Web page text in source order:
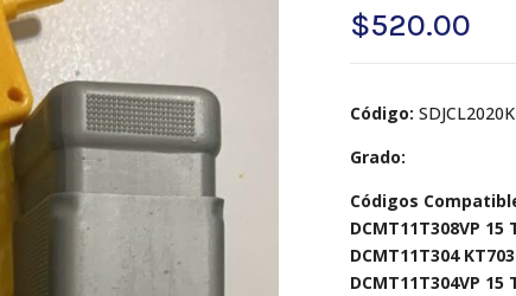
$520.00
Código:
Grado:
Códigos
DCMT11T308VP 15
DCMT11T304
DCMT11T304VP 15